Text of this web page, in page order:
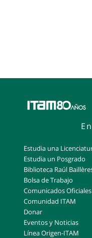
Estudia una
Estudia un Posgrado
Biblioteca Raúl
Bolsa de Trabajo
Comunicados Oficiales
Comunidad ITAM
Donar
Eventos y Noticias
Línea Origen-ITAM